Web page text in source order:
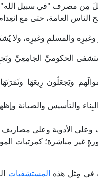
جَعَلَ مِن مصرف "في سبيل
العامة، حتى مع
والمسلمِ وغيرِه، ولا
الحكوميِّ الجامِعِيِّ
ويَجعَلُون رِيعَهَا
والتأسيس والصيانة
الأدوية وعلى مصاريف
غير مباشرة؛ كمرتبات
في مِثل هذه المستشفيات